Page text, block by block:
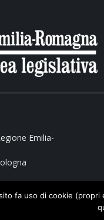
Emilia-
fa uso di cookie